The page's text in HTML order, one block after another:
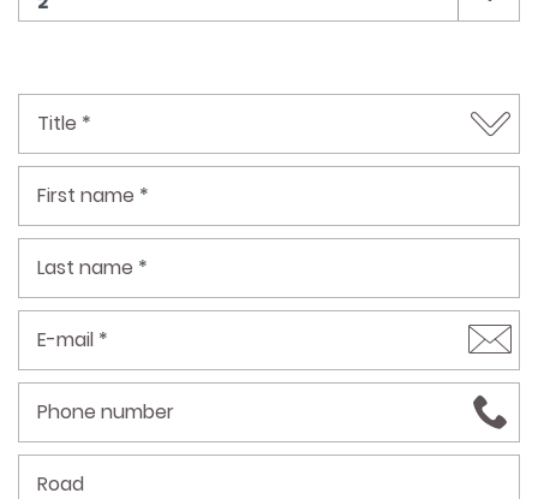
Title *
First name *
Last name *
E-mail *
Phone number
Road